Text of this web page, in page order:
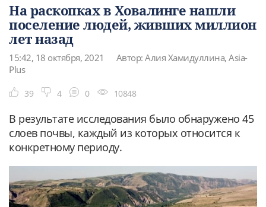
На раскопках в Ховалинге нашли
поселение людей, живших миллион
лет назад
15:42, 18 октября, 2021
Автор: Алия Хамидуллина, Asia-
Plus
39 4 0 10848
В результате исследования было обнаружено 45
слоев почвы, каждый из которых относится к
конкретному периоду.